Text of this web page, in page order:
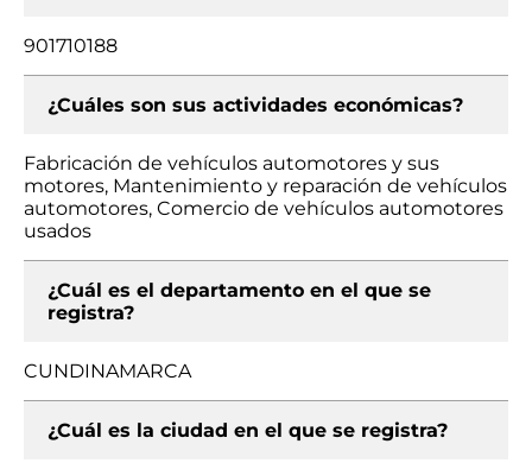
901710188
¿Cuáles son sus actividades económicas?
Fabricación de vehículos automotores y sus
motores, Mantenimiento y reparación de vehículos
automotores, Comercio de vehículos automotores
usados
¿Cuál es el departamento en el que se
registra?
CUNDINAMARCA
¿Cuál es la ciudad en el que se registra?